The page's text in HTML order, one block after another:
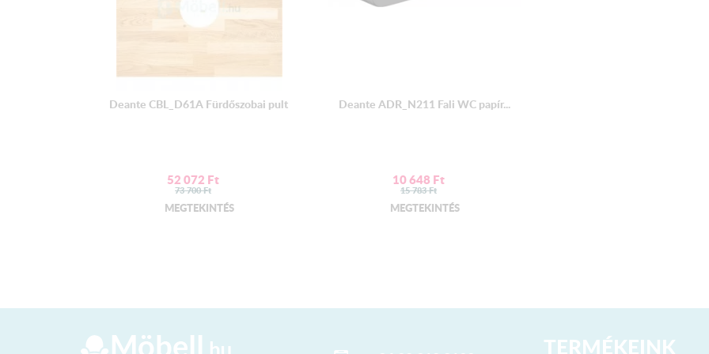
Deante CBL_D61A Fürdőszobai pult
52 072 Ft
73 700Ft
MEGTEKINTÉS
Deante ADR_N211 Fali WC papír...
10 648 Ft
15 783Ft
MEGTEKINTÉS
TERMÉKEINK